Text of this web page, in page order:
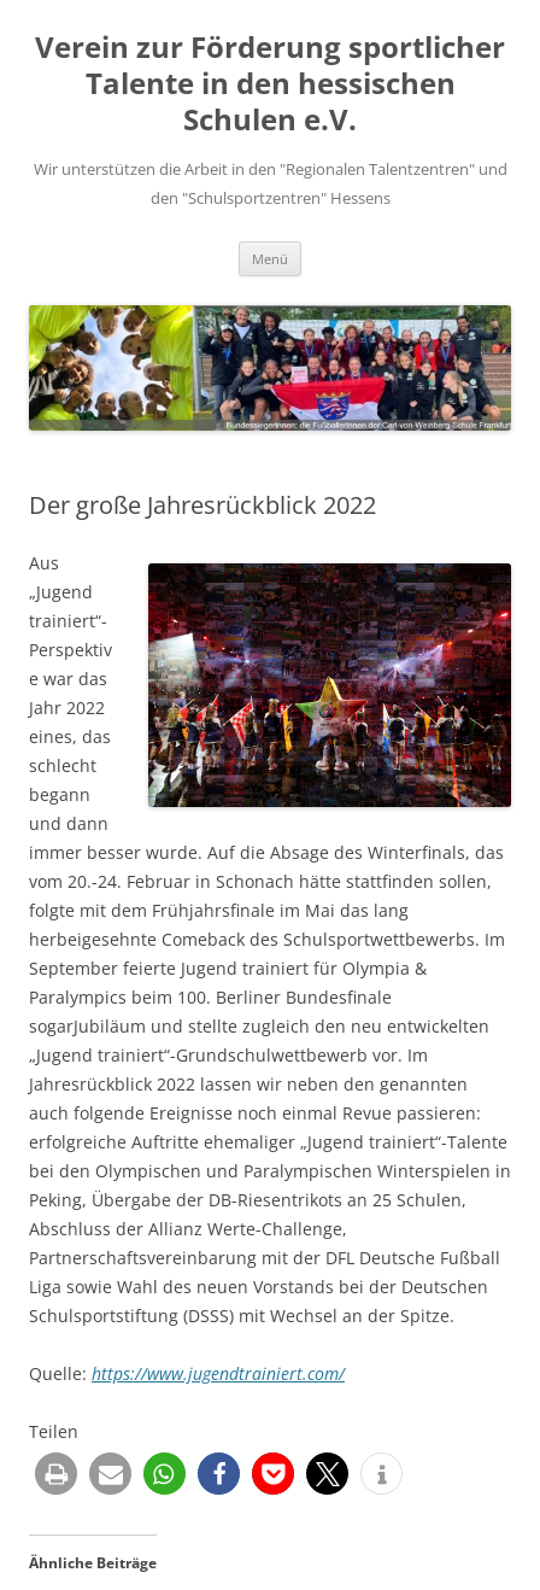
springen
Verein zur Förderung sportlicher
Talente in den hessischen
Schulen e.V.
Wir unterstützen die Arbeit in den "Regionalen Talentzentren" und
den "Schulsportzentren" Hessens
Menü
Der große Jahresrückblick 2022
Aus
„Jugend
trainiert“-
Perspektiv
e war das
Jahr 2022
eines, das
schlecht
begann
und dann
immer besser wurde. Auf die Absage des Winterfinals, das
vom 20.-24. Februar in Schonach hätte stattfinden sollen,
folgte mit dem Frühjahrsfinale im Mai das lang
herbeigesehnte Comeback des Schulsportwettbewerbs. Im
September feierte Jugend trainiert für Olympia &
Paralympics beim 100. Berliner Bundesfinale
sogarJubiläum und stellte zugleich den neu entwickelten
„Jugend trainiert“-Grundschulwettbewerb vor. Im
Jahresrückblick 2022 lassen wir neben den genannten
auch folgende Ereignisse noch einmal Revue passieren:
erfolgreiche Auftritte ehemaliger „Jugend trainiert“-Talente
bei den Olympischen und Paralympischen Winterspielen in
Peking, Übergabe der DB-Riesentrikots an 25 Schulen,
Abschluss der Allianz Werte-Challenge,
Partnerschaftsvereinbarung mit der DFL Deutsche Fußball
Liga sowie Wahl des neuen Vorstands bei der Deutschen
Schulsportstiftung (DSSS) mit Wechsel an der Spitze.
Quelle: https://www.jugendtrainiert.com/
Teilen
Ähnliche Beiträge